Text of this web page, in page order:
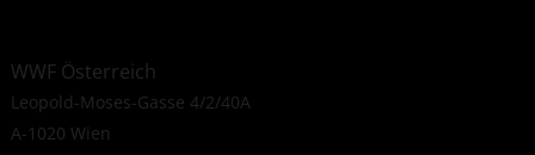
WWF Österreich
Leopold-Moses-Gasse 4/2/40A
A-1020 Wien